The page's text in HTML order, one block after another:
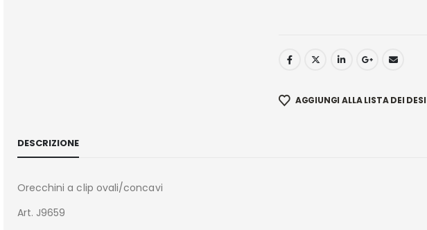
AGGIUNGI ALLA LISTA DEI
DESCRIZIONE
Orecchini a clip ovali/concavi
Art. J9659